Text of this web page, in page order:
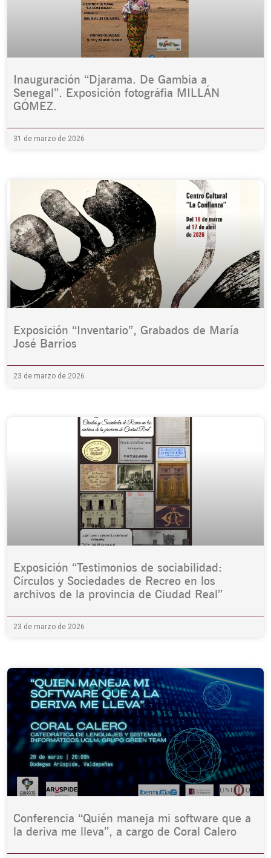
Inauguración “Djarama. De Gambia a
Senegal”. Exposición fotográfia MILLÁN
GÓMEZ.
31 de marzo de 2026
Exposición “Inventario”, Grabados de María
José Barrios
23 de marzo de 2026
Exposición “Testimonios de sociabilidad:
Círculos y Sociedades de Recreo en los
archivos de la provincia de Ciudad Real”
23 de marzo de 2026
Conferencia “Quién maneja mi software que a
la deriva me lleva”, a cargo de Coral Calero